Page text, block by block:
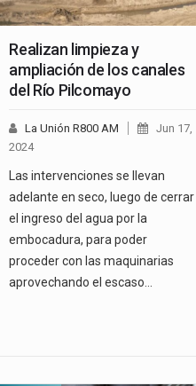
Realizan limpieza y
ampliación de los canales
del Río Pilcomayo
La Unión R800 AM
Jun 17,
2024
Las intervenciones se llevan
adelante en seco, luego de cerrar
el ingreso del agua por la
embocadura, para poder
proceder con las maquinarias
aprovechando el escaso…